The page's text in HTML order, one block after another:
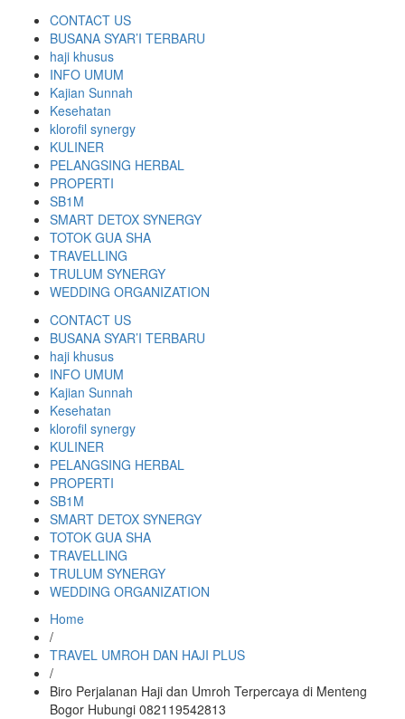
CONTACT US
BUSANA SYAR’I TERBARU
haji khusus
INFO UMUM
Kajian Sunnah
Kesehatan
klorofil synergy
KULINER
PELANGSING HERBAL
PROPERTI
SB1M
SMART DETOX SYNERGY
TOTOK GUA SHA
TRAVELLING
TRULUM SYNERGY
WEDDING ORGANIZATION
CONTACT US
BUSANA SYAR’I TERBARU
haji khusus
INFO UMUM
Kajian Sunnah
Kesehatan
klorofil synergy
KULINER
PELANGSING HERBAL
PROPERTI
SB1M
SMART DETOX SYNERGY
TOTOK GUA SHA
TRAVELLING
TRULUM SYNERGY
WEDDING ORGANIZATION
Home
/
TRAVEL UMROH DAN HAJI PLUS
/
Biro Perjalanan Haji dan Umroh Terpercaya di Menteng
Bogor Hubungi 082119542813